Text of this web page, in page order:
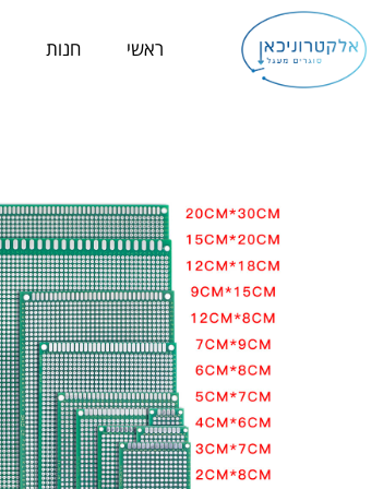
לתוכן
ראשי חנות